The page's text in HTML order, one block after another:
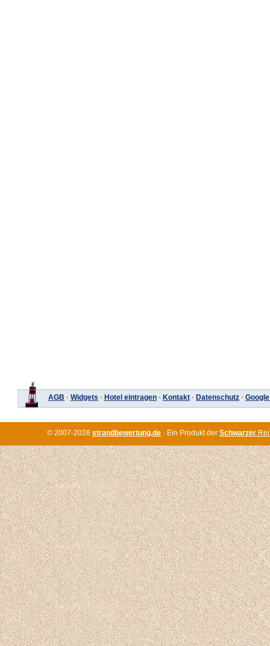
AGB · Widgets · Hotel eintragen · Kontakt · Datenschutz ·
© 2007-2026 strandbewertung.de · Ein Produkt der Schwarzer